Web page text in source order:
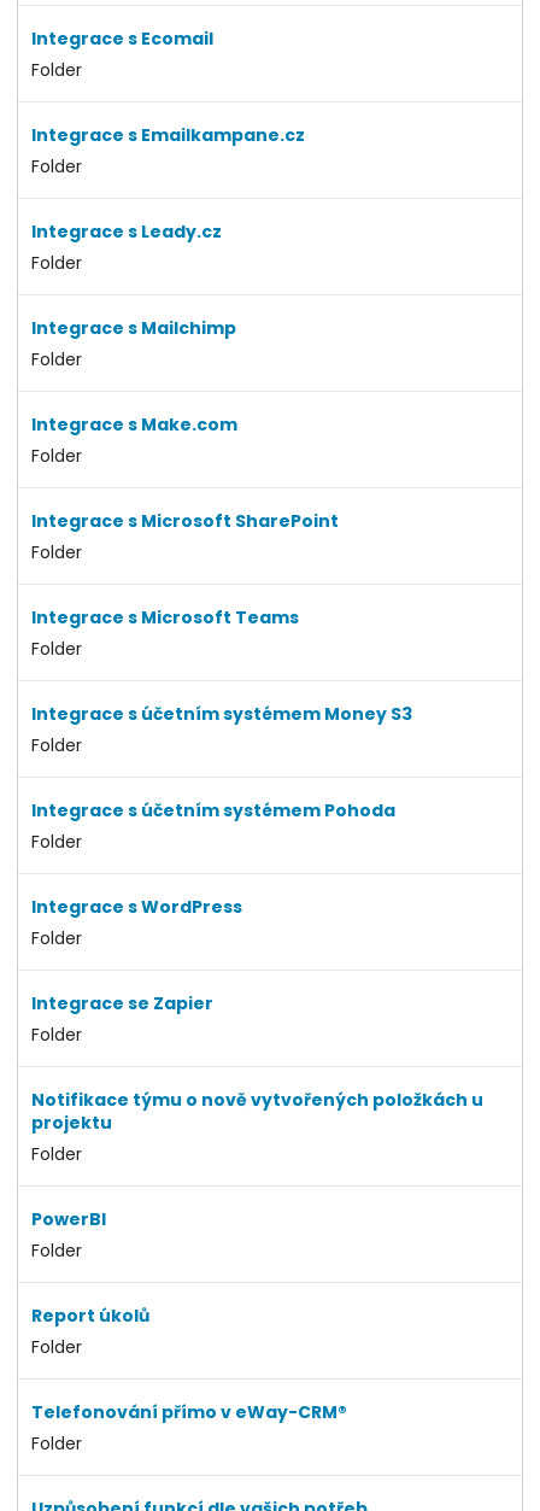
Integrace s Ecomail
Folder
Integrace s Emailkampane.cz
Folder
Integrace s Leady.cz
Folder
Integrace s Mailchimp
Folder
Integrace s Make.com
Folder
Integrace s Microsoft SharePoint
Folder
Integrace s Microsoft Teams
Folder
Integrace s účetním systémem Money S3
Folder
Integrace s účetním systémem Pohoda
Folder
Integrace s WordPress
Folder
Integrace se Zapier
Folder
Notifikace týmu o nově vytvořených položkách u
projektu
Folder
PowerBI
Folder
Report úkolů
Folder
Telefonování přímo v eWay-CRM®
Folder